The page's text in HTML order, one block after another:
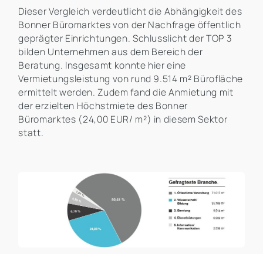
Dieser Vergleich verdeutlicht die Abhängigkeit des
Bonner Büromarktes von der Nachfrage öffentlich
geprägter Einrichtungen. Schlusslicht der TOP 3
bilden Unternehmen aus dem Bereich der
Beratung. Insgesamt konnte hier eine
Vermietungsleistung von rund 9.514 m² Bürofläche
ermittelt werden. Zudem fand die Anmietung mit
der erzielten Höchstmiete des Bonner
Büromarktes (24,00 EUR/ m²) in diesem Sektor
statt.